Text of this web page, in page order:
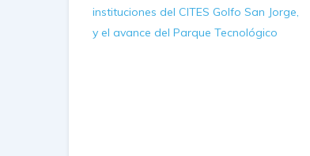
instituciones del CITES Golfo San Jorge,
y el avance del Parque Tecnológico